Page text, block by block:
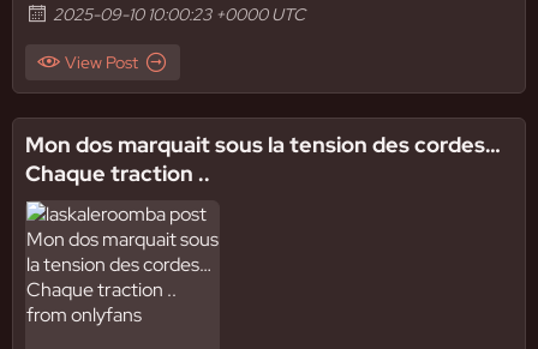
2025-09-10 10:00:23 +0000 UTC
View Post
Mon dos marquait sous la tension des cordes…
Chaque traction ..